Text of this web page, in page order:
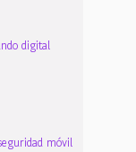
digital
móvil